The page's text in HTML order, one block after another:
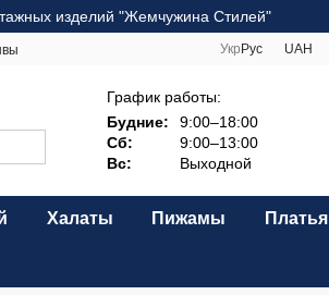
изделий "Жемчужина Стилей"
Укр Рус UAH
График работы:
Будние:
9:00–18:00
Сб:
9:00–13:00
Вс:
Выходной
Халаты Пижамы Платья